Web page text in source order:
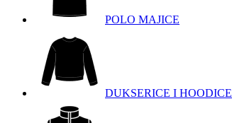
POLO MAJICE
DUKSERICE I HOODICE